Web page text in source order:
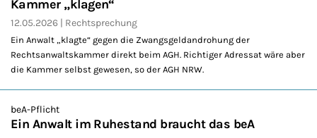
Kammer „klagen“
12.05.2026 Rechtsprechung
Ein Anwalt „klagte“ gegen die Zwangsgeldandrohung der
Rechtsanwaltskammer direkt beim AGH. Richtiger Adressat wäre aber
die Kammer selbst gewesen, so der AGH NRW.
beA-Pflicht
Ein Anwalt im Ruhestand braucht das beA